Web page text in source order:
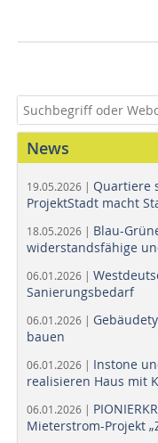
News
19.05.2026 | Quartiere
ProjektStadt macht
18.05.2026 | Blau-
widerstandsfähige
06.01.2026 |
Sanierungsbedarf
06.01.2026 |
bauen
06.01.2026 | Instone
realisieren Haus mit
06.01.2026 |
Mieterstrom-Projekt